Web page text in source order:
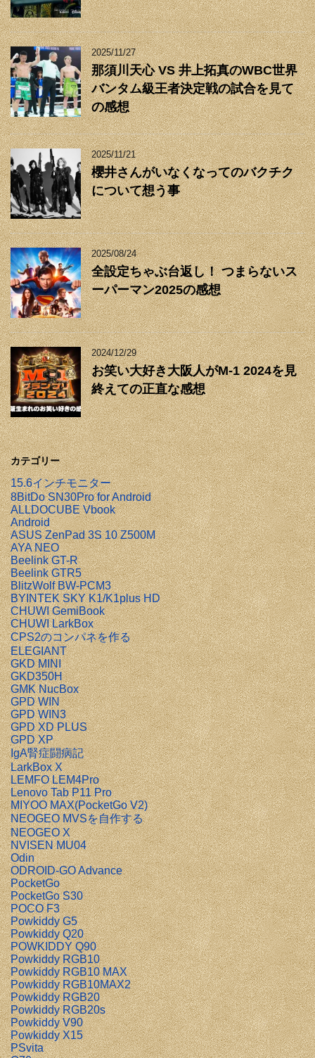
2025/11/27
那須川天心 VS 井上拓真のWBC世界
バンタム級王者決定戦の試合を見て
の感想
2025/11/21
櫻井さんがいなくなってのバクチク
について想う事
2025/08/24
全設定ちゃぶ台返し！ つまらないス
ーパーマン2025の感想
2024/12/29
お笑い大好き大阪人がM-1 2024を見
終えての正直な感想
カテゴリー
15.6インチモニター
8BitDo SN30Pro for Android
ALLDOCUBE Vbook
Android
ASUS ZenPad 3S 10 Z500M
AYA NEO
Beelink GT-R
Beelink GTR5
BlitzWolf BW-PCM3
BYINTEK SKY K1/K1plus HD
CHUWI GemiBook
CHUWI LarkBox
CPS2のコンパネを作る
ELEGIANT
GKD MINI
GKD350H
GMK NucBox
GPD WIN
GPD WIN3
GPD XD PLUS
GPD XP
IgA腎症闘病記
LarkBox X
LEMFO LEM4Pro
Lenovo Tab P11 Pro
MIYOO MAX(PocketGo V2)
NEOGEO MVSを自作する
NEOGEO X
NVISEN MU04
Odin
ODROID-GO Advance
PocketGo
PocketGo S30
POCO F3
Powkiddy G5
Powkiddy Q20
POWKIDDY Q90
Powkiddy RGB10
Powkiddy RGB10 MAX
Powkiddy RGB10MAX2
Powkiddy RGB20
Powkiddy RGB20s
Powkiddy V90
Powkiddy X15
PSvita